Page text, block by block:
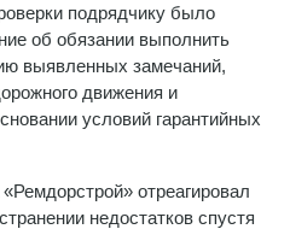
подрядчику было
об обязании выполнить
выявленных замечаний,
движения и
условий гарантийных
отреагировал
недостатков спустя